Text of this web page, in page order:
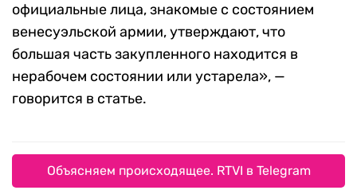
официальные лица, знакомые с состоянием
венесуэльской армии, утверждают, что
большая часть закупленного находится в
нерабочем состоянии или устарела», —
говорится в статье.
Объясняем происходящее. RTVI в Telegram